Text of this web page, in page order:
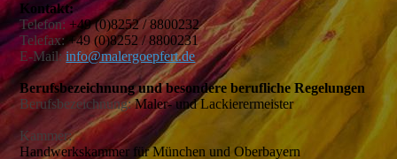
Kontakt:
Telefon: +49 (0)8252 / 8800232
Telefax:+49 (0)8252 / 8800231
E-Mail:info@malergoepfert.de
Berufsbezeichnung und besondere berufliche Regelungen
Berufsbezeichnung:Maler- und Lackierermeister
Kammer:
Handwerkskammer für München und Oberbayern